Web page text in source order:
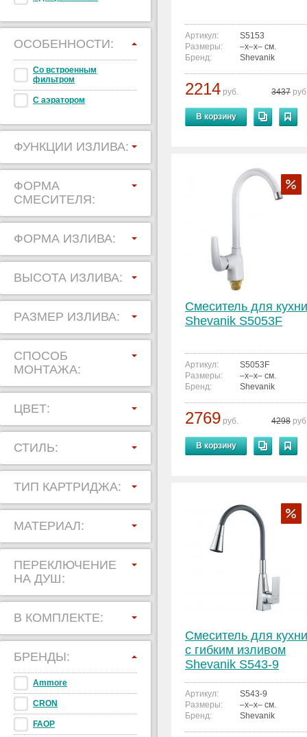
ОСОБЕННОСТИ:
Со встроенным
фильтром
С аэратором
ФУНКЦИИ ИЗЛИВА:
ФОРМА
СМЕСИТЕЛЯ:
ФОРМА ИЗЛИВА:
ВЫСОТА ИЗЛИВА:
РАЗМЕР ИЗЛИВА:
СПОСОБ
МОНТАЖА:
ЦВЕТ:
СТИЛЬ:
ТИП КАРТРИДЖА:
МАТЕРИАЛ:
ПЕРЕКЛЮЧЕНИЕ
НА ДУШ:
В КОМПЛЕКТЕ:
БРЕНДЫ:
Ammore
CRON
FAOP
Артикул:
S5153
Размеры:
–x–x– см.
Бренд:
Shevanik
2214 руб. 3437
В корзину
Смеситель для кухни
Shevanik S5053F
Артикул:
S5053F
Размеры:
–x–x– см.
Бренд:
Shevanik
2769 руб. 4298
В корзину
Смеситель для кухни
с гибким изливом
Shevanik S543-9
Артикул:
S543-9
Размеры:
–x–x– см.
Бренд:
Shevanik